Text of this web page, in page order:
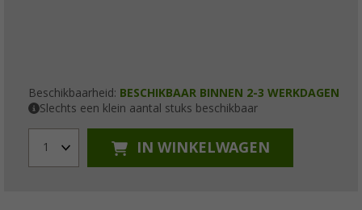
Beschikbaarheid: BESCHIKBAAR BINNEN 2-3 WERKDAGEN
Slechts een klein aantal stuks beschikbaar
1 IN WINKELWAGEN